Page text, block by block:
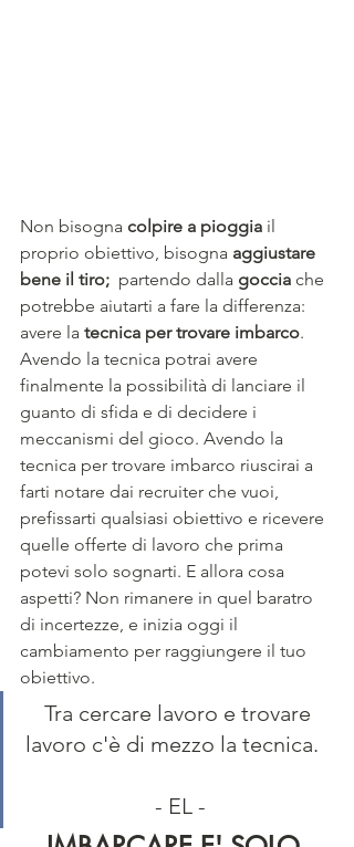
Non bisogna colpire a pioggia il
proprio obiettivo, bisogna aggiustare
bene il tiro; partendo dalla goccia che
potrebbe aiutarti a fare la differenza:
avere la tecnica per trovare imbarco.
Avendo la tecnica potrai avere
finalmente la possibilità di lanciare il
guanto di sfida e di decidere i
meccanismi del gioco. Avendo la
tecnica per trovare imbarco riuscirai a
farti notare dai recruiter che vuoi,
prefissarti qualsiasi obiettivo e ricevere
quelle offerte di lavoro che prima
potevi solo sognarti. E allora cosa
aspetti? Non rimanere in quel baratro
di incertezze, e inizia oggi il
cambiamento per raggiungere il tuo
obiettivo.
Tra cercare lavoro e trovare
lavoro c'è di mezzo la tecnica.
- EL -